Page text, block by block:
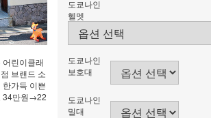
어린이클래
브랜드 소
가득 이쁜
34만원→22
도쿄나인
헬멧
도쿄나인
보호대
도쿄나인
밀대